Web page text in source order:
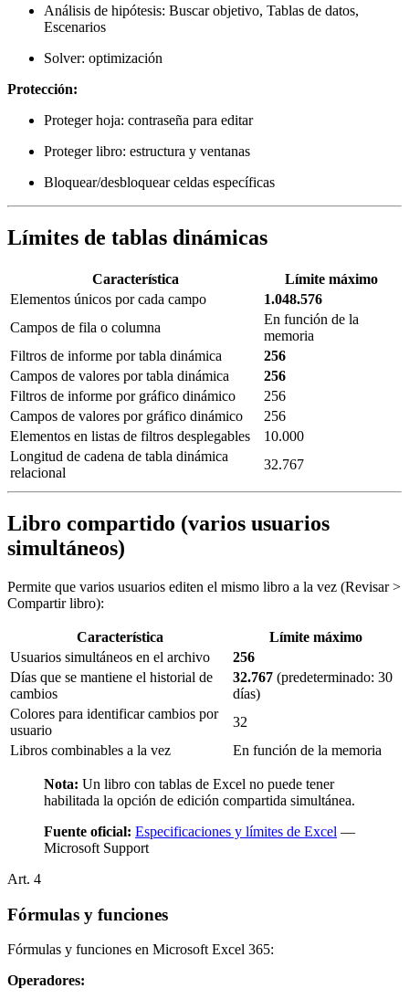
Análisis de hipótesis: Buscar objetivo, Tablas de datos,
Escenarios
Solver: optimización
Protección:
Proteger hoja: contraseña para editar
Proteger libro: estructura y ventanas
Bloquear/desbloquear celdas específicas
Límites de tablas dinámicas
Característica
Límite máximo
Elementos únicos por cada campo
1.048.576
Campos de fila o columna
En función de la
memoria
Filtros de informe por tabla dinámica
256
Campos de valores por tabla dinámica
256
Filtros de informe por gráfico dinámico
256
Campos de valores por gráfico dinámico
256
Elementos en listas de filtros desplegables
10.000
Longitud de cadena de tabla dinámica
relacional
32.767
Libro compartido (varios usuarios
simultáneos)
Permite que varios usuarios editen el mismo libro a la vez (Revisar >
Compartir libro):
Característica
Límite máximo
Usuarios simultáneos en el archivo
256
Días que se mantiene el historial de
cambios
32.767 (predeterminado: 30
días)
Colores para identificar cambios por
usuario
32
Libros combinables a la vez
En función de la memoria
Nota: Un libro con tablas de Excel no puede tener
habilitada la opción de edición compartida simultánea.
Fuente oficial: Especificaciones y límites de Excel —
Microsoft Support
Art. 4
Fórmulas y funciones
Fórmulas y funciones en Microsoft Excel 365:
Operadores: